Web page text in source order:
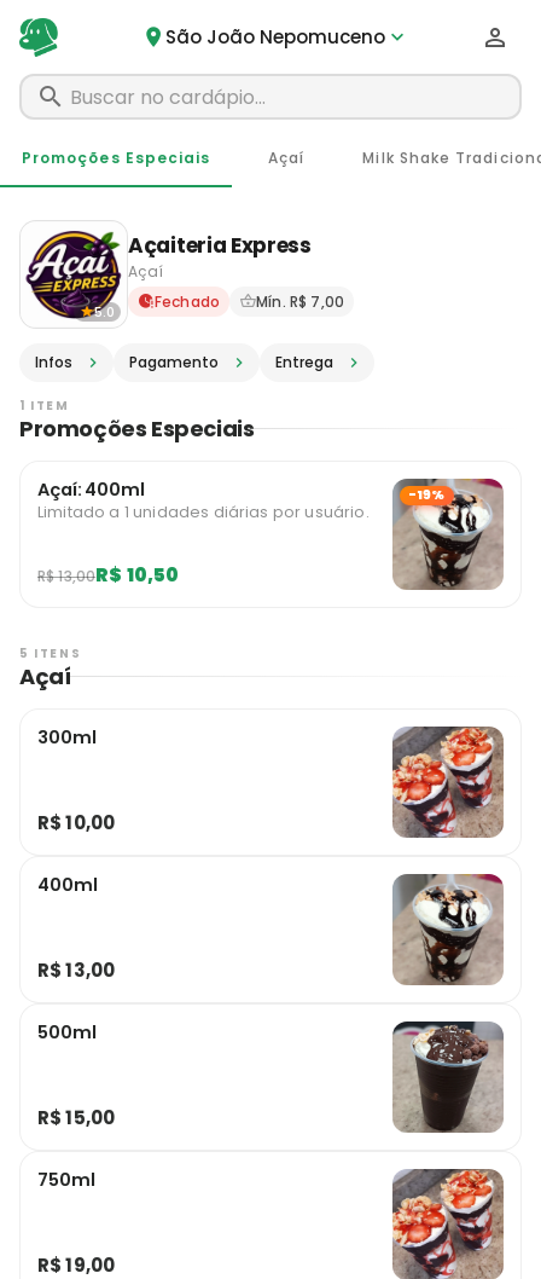
São João Nepomuceno
5.0
Açaiteria Express
Açaí
Delivery em São João
Fechado Mín. R$ 7,00
Infos Pagamento Entrega
Promoções Especiais Açaí Milk Shake
1 ITEM
Promoções Especiais
Açaí: 400ml
Limitado a 1 unidades diárias por usuário.
R$ 13,00R$ 10,50
-19%
5 ITENS
Açaí
300ml
R$ 10,00
400ml
R$ 13,00
500ml
R$ 15,00
750ml
R$ 19,00